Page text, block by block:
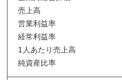
売上高
営業利益率
経常利益率
1人あたり売上高
純資産比率